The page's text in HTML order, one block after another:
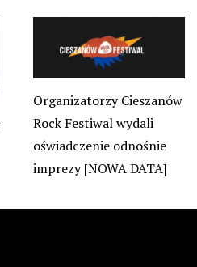
Organizatorzy Cieszanów
Rock Festiwal wydali
oświadczenie odnośnie
imprezy [NOWA DATA]